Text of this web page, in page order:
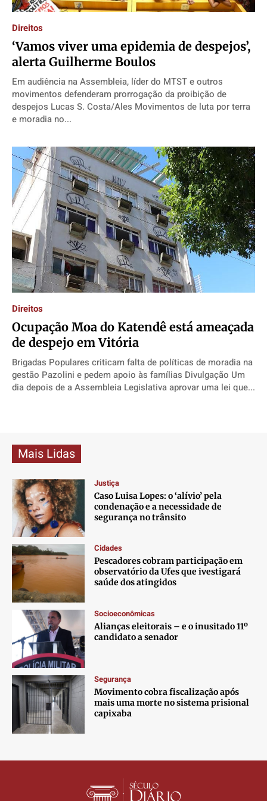
Direitos
Economia
Cultura
Colunas
Caetano Roque
Gustavo Bastos
Publicidade Legal
Anuncie
Quem Somos
Expediente
Contato
Anuncie
Termos de Uso
Privacidade
Direitos
Economia
Cultura
Colunas
Caetano Roque
Gustavo Bastos
Publicidade Legal
Anuncie
Quem Somos
Expediente
Contato
Anuncie
Termos de Uso
Privacidade
Direitos
Economia
Cultura
Colunas
Caetano Roque
Gustavo Bastos
Publicidade Legal
Anuncie
Quem Somos
Expediente
Contato
Anuncie
Termos de Uso
Privacidade
Direitos
Economia
Cultura
Colunas
Caetano Roque
Gustavo Bastos
Publicidade Legal
Anuncie
Quem Somos
Expediente
Contato
Anuncie
Termos de Uso
Privacidade
Direitos
‘Vamos viver uma epidemia de despejos’,
alerta Guilherme Boulos
Em audiência na Assembleia, líder do MTST e outros
movimentos defenderam prorrogação da proibição de
despejos Lucas S. Costa/Ales Movimentos de luta por terra
e moradia no...
Direitos
​Ocupação Moa do Katendê está ameaçada
de despejo em Vitória
Brigadas Populares criticam falta de políticas de moradia na
gestão Pazolini e pedem apoio às famílias Divulgação Um
dia depois de a Assembleia Legislativa aprovar uma lei que...
Mais Lidas
Justiça
Caso Luisa Lopes: o ‘alívio’ pela
condenação e a necessidade de
segurança no trânsito
Cidades
Pescadores cobram participação em
observatório da Ufes que ivestigará
saúde dos atingidos
Socioeconômicas
Alianças eleitorais – e o inusitado 11º
candidato a senador
Segurança
Movimento cobra fiscalização após
mais uma morte no sistema prisional
capixaba